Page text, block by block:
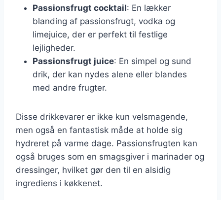
Passionsfrugt cocktail: En lækker
blanding af passionsfrugt, vodka og
limejuice, der er perfekt til festlige
lejligheder.
Passionsfrugt juice: En simpel og sund
drik, der kan nydes alene eller blandes
med andre frugter.
Disse drikkevarer er ikke kun velsmagende,
men også en fantastisk måde at holde sig
hydreret på varme dage. Passionsfrugten kan
også bruges som en smagsgiver i marinader og
dressinger, hvilket gør den til en alsidig
ingrediens i køkkenet.